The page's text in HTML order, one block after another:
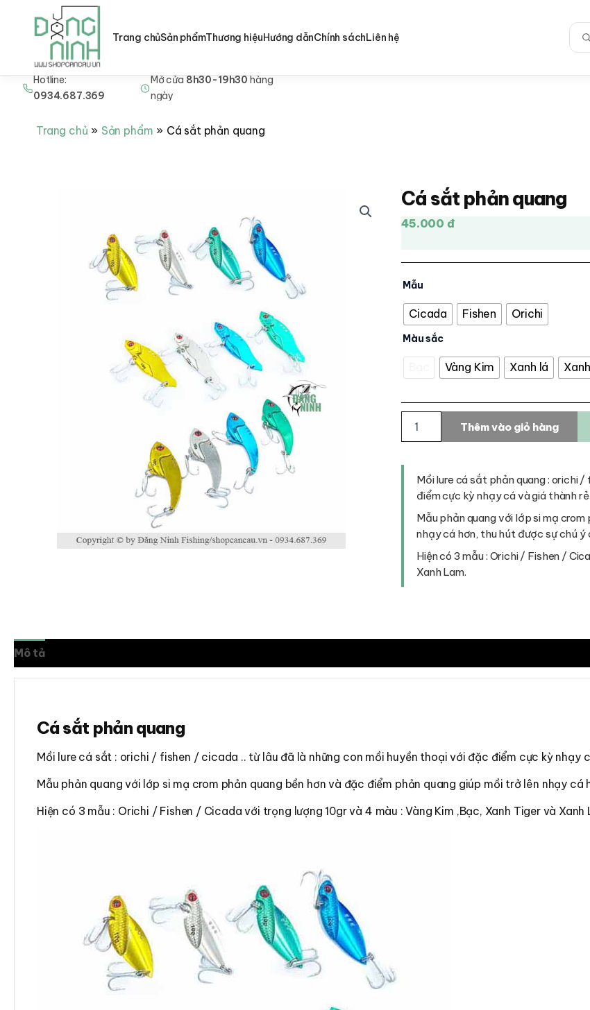
Nhảy Hotline:
0934.687.369
Mở cửa8h30-19h30hàng
ngày
Trang chủSản phẩmThương hiệuHướng dẫnChính sáchLiên hệ
Tìm
Trang chủ Sản phẩm Cá sắt phản quang
Cá sắt phản quang
45.000 đ
Mẫu
Cicada Fishen Orichi
Màu sắc
Vàng Kim Xanh lá
sắt
phản
lượng
Thêm vào giỏ hàng
Mồi lure cá sắt phản quang : orichi
điểm cực kỳ nhạy cá và giá thành rẻ.
Mẫu phản quang với lớp si mạ
nhạy cá hơn, thu hút được sự chú ý
Hiện có 3 mẫu : Orichi / Fishen /
Xanh Lam.
Mô tả
Cá sắt phản quang
Mồi lure cá sắt : orichi / fishen / cicada .. từ lâu đã là những con mồi huyền thoại với đặc điểm cực kỳ nhạy
Mẫu phản quang với lớp si mạ crom phản quang bền hơn và đặc điểm phản quang giúp mồi trở lên nhạy
Hiện có 3 mẫu : Orichi / Fishen / Cicada với trọng lượng 10gr và 4 màu : Vàng Kim ,Bạc, Xanh Tiger và Xanh